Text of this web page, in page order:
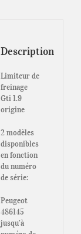
Description
Limiteur de
freinage
Gti 1.9
origine
2 modèles
disponibles
en fonction
du numéro
de série:
Peugeot
486145
jusqu’à